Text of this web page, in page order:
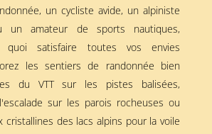
un cycliste avide, un alpiniste
un amateur de sports nautiques,
satisfaire toutes vos envies
les sentiers de randonnée bien
du VTT sur les pistes balisées,
sur les parois rocheuses ou
cristallines des lacs alpins pour la voile